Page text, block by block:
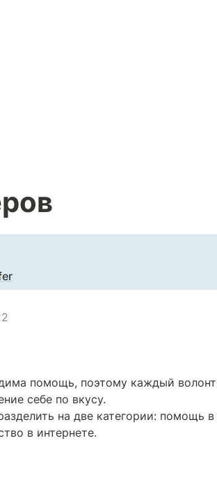
помощь, поэтому каждый
себе по вкусу.
на две категории: помощь
в интернете.